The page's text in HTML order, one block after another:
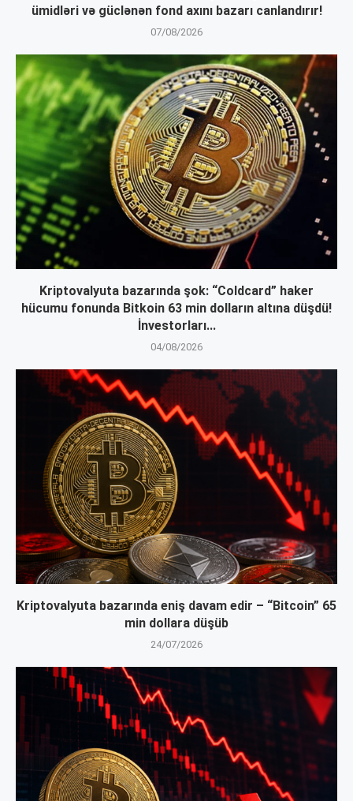
ümidləri və güclənən fond axını bazarı canlandırır!
07/08/2026
Kriptovalyuta bazarında şok: “Coldcard” haker
hücumu fonunda Bitkoin 63 min dolların altına düşdü!
İnvestorları...
04/08/2026
Kriptovalyuta bazarında eniş davam edir – “Bitcoin” 65
min dollara düşüb
24/07/2026